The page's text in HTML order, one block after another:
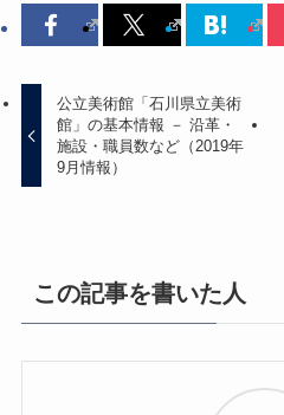
公立美術館「石川県立美術
館」の基本情報 － 沿革・
施設・職員数など（2019年
9月情報）
この記事を書いた人